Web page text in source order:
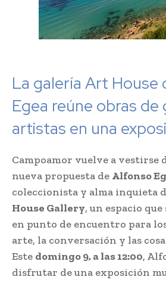
La galería Art House
Egea reúne obras de
artistas en una
Campoamor vuelve a vestirse
nueva propuesta de Alfonso
coleccionista y alma inquieta
House Gallery, un espacio
en punto de encuentro para
arte, la conversación y las
Este domingo 9, a las 12:00,
disfrutar de una exposición